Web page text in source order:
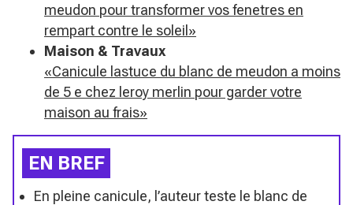
meudon pour transformer vos fenetres en
rempart contre le soleil»
Maison & Travaux
«Canicule lastuce du blanc de meudon a moins
de 5 e chez leroy merlin pour garder votre
maison au frais»
EN BREF
En pleine canicule, l’auteur teste le blanc de